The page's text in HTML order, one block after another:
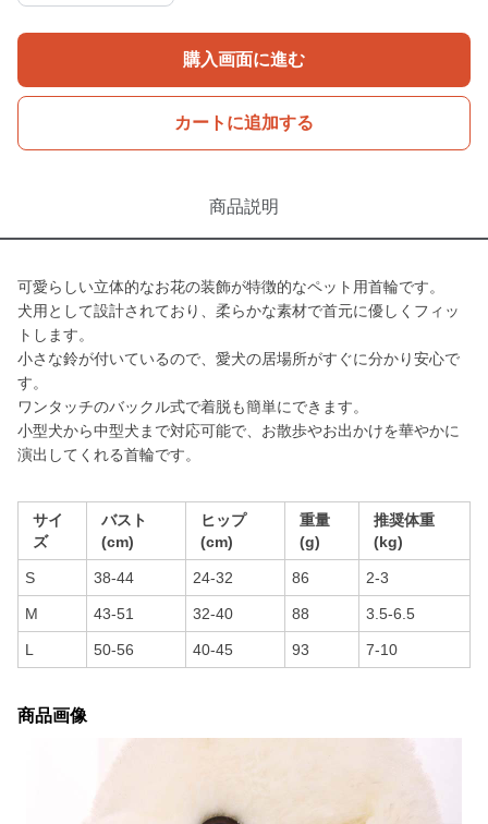
購入画面に進む
カートに追加する
商品説明
可愛らしい立体的なお花の装飾が特徴的なペット用首輪です。
犬用として設計されており、柔らかな素材で首元に優しくフィッ
トします。
小さな鈴が付いているので、愛犬の居場所がすぐに分かり安心で
す。
ワンタッチのバックル式で着脱も簡単にできます。
小型犬から中型犬まで対応可能で、お散歩やお出かけを華やかに
演出してくれる首輪です。
サイ
ズ
バスト
(cm)
ヒップ
(cm)
重量
(g)
推奨体重
(kg)
S 38-44 24-32 86 2-3
M 43-51 32-40 88 3.5-6.5
L 50-56 40-45 93 7-10
商品画像